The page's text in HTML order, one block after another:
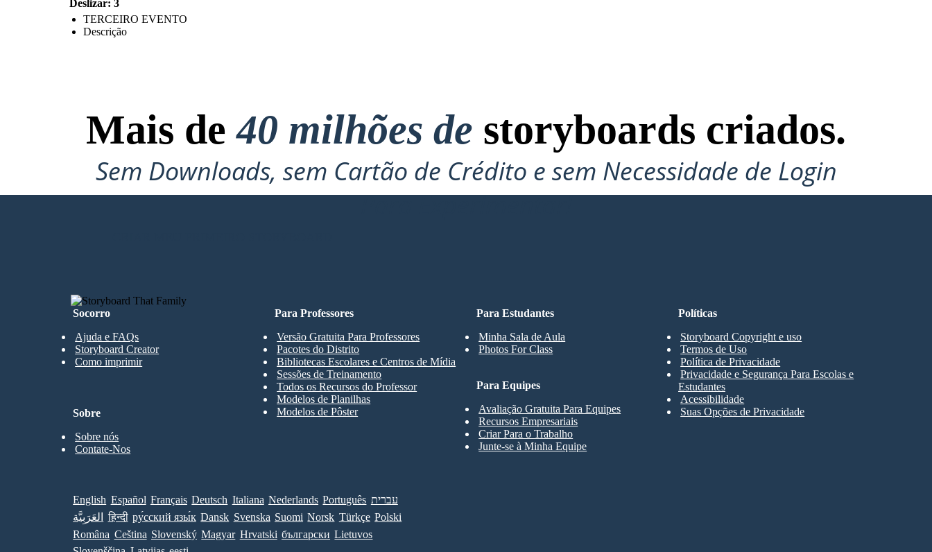
Deslizar: 3
TERCEIRO EVENTO
Descrição
Mais de40 milhões de storyboards criados.
Sem Downloads, sem Cartão de Crédito e sem Necessidade de Login
Para Experimentar!
Socorro
Ajuda e FAQs
Storyboard Creator
Como imprimir
Para Estudantes
Minha Sala de Aula
Photos For Class
Para Professores
Versão Gratuita Para Professores
Pacotes do Distrito
Bibliotecas Escolares e Centros de Mídia
Sessões de Treinamento
Todos os Recursos do Professor
Modelos de Planilhas
Modelos de Pôster
Para Equipes
Avaliação Gratuita Para Equipes
Recursos Empresariais
Criar Para o Trabalho
Junte-se à Minha Equipe
Sobre
Sobre nós
Contate-Nos
Políticas
Storyboard Copyright e uso
Termos de Uso
Política de Privacidade
Privacidade e Segurança Para Escolas e
Estudantes
Acessibilidade
Suas Opções de Privacidade
English Español Français Deutsch Italiana Nederlands Português עברית
العَرَبِيَّة
हिन्दी ру́сский язы́к Dansk Svenska Suomi Norsk Türkçe Polski
Româna Ceština Slovenský Magyar Hrvatski български Lietuvos